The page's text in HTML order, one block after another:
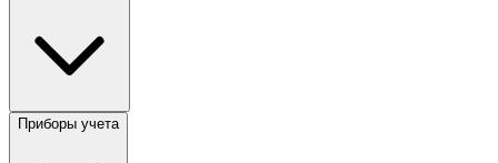
Приборы учета